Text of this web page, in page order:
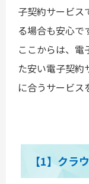
子契約サービス
る場合も安心で
ここからは、
た安い電子契約
に合うサービス
【1】クラ